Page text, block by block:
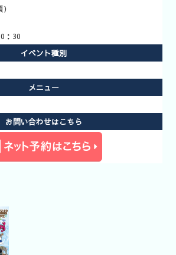
索
いきもの道
場予約方法
：30
イベント種別
メニュー
お問い合わせはこちら